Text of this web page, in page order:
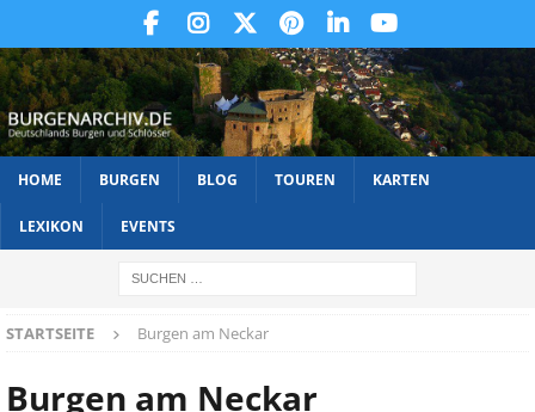
HOME BURGEN BLOG TOUREN KARTEN
LEXIKON EVENTS
STARTSEITE Burgen am Neckar
Burgen am Neckar